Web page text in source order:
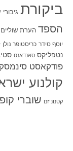
ביקורת
הספד הערת שוליים
יוסף סידר כריסטופר נולן
נטפליקס סאנדאנס
פודקאסט
קולנוע
קטנוניזם שוברי